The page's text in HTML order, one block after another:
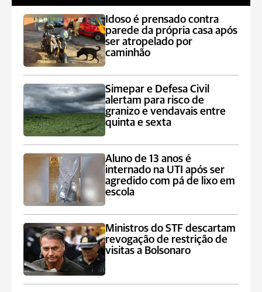
Idoso é prensado contra
parede da própria casa após
ser atropelado por
caminhão
Simepar e Defesa Civil
alertam para risco de
granizo e vendavais entre
quinta e sexta
Aluno de 13 anos é
internado na UTI após ser
agredido com pá de lixo em
escola
Ministros do STF descartam
revogação de restrição de
visitas a Bolsonaro